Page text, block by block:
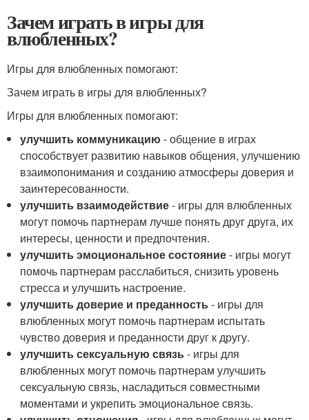
Зачем играть в игры для
влюбленных?
Игры для влюбленных помогают:
Зачем играть в игры для влюбленных?
Игры для влюбленных помогают:
улучшить коммуникацию - общение в играх
способствует развитию навыков общения, улучшению
взаимопонимания и созданию атмосферы доверия и
заинтересованности.
улучшить взаимодействие- игры для влюбленных
могут помочь партнерам лучше понять друг друга, их
интересы, ценности и предпочтения.
улучшить эмоциональное состояние- игры могут
помочь партнерам расслабиться, снизить уровень
стресса и улучшить настроение.
улучшить доверие и преданность- игры для
влюбленных могут помочь партнерам испытать
чувство доверия и преданности друг к другу.
улучшить сексуальную связь- игры для
влюбленных могут помочь партнерам улучшить
сексуальную связь, насладиться совместными
моментами и укрепить эмоциональное связь.